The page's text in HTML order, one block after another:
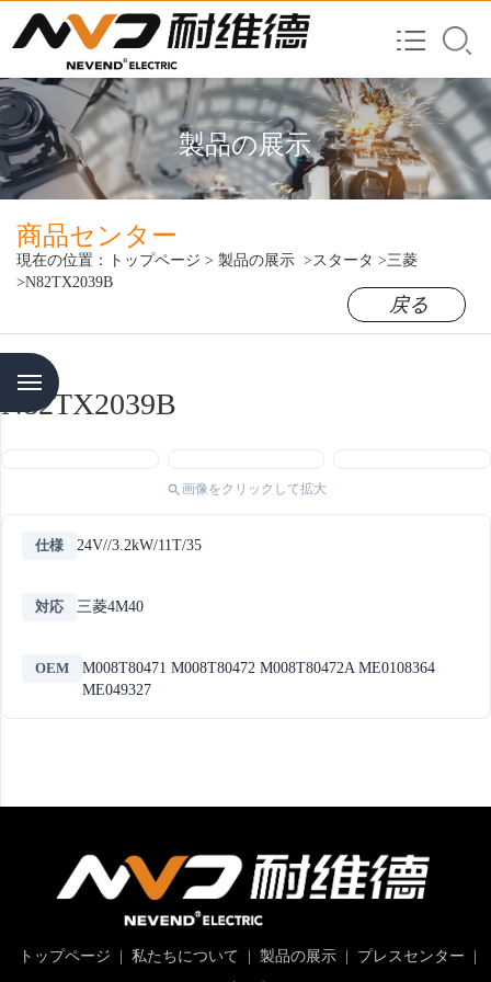
製品の展示
商品センター
現在の位置： トップページ > 製品の展示 >スタータ >三菱
>N82TX2039B
戻る
N82TX2039B
画像をクリックして拡大
仕様 24V//3.2kW/11T/35
対応 三菱4M40
OEM
M008T80471 M008T80472 M008T80472A ME0108364
ME049327
トップページ 私たちについて 製品の展示| プレスセンター